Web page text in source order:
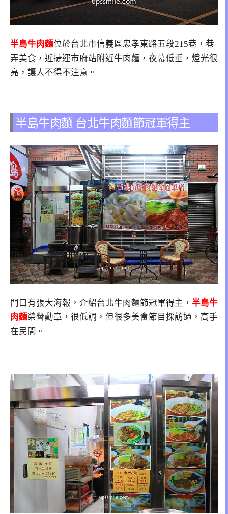
半島牛肉麵位於台北市信義區忠孝東路五段215巷，巷
弄美食，近捷運市府站附近牛肉麵，夜幕低垂，燈光很
亮，讓人不得不注意。
半島牛肉麵 台北牛肉麵節冠軍得主
門口有張大海報，介紹台北牛肉麵節冠軍得主， 半島牛
肉麵榮譽勳章，很低調，但很多美食節目採訪過，高手
在民間。